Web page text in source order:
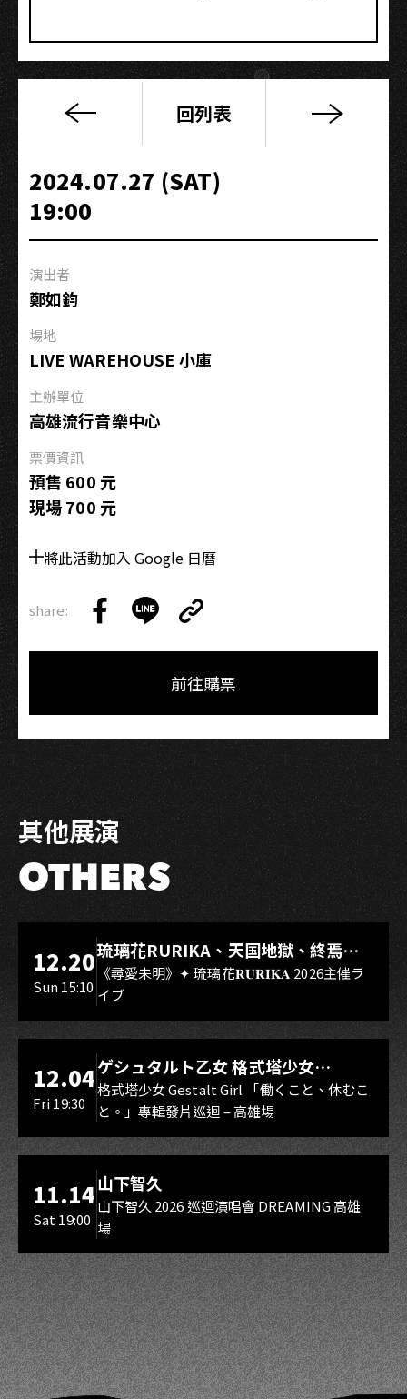
母
雙
人
組
樂
正
式
出
道
『生
命
中
重
的』
回列表
2024.07.27 (SAT)
19:00
演出者
鄭如鈞
場地
LIVE WAREHOUSE 小庫
主辦單位
高雄流行音樂中心
票價資訊
預售 600 元
現場 700 元
將此活動加入 Google 日曆
share:
on
on
Link
Copy
前往購票
其他展演
OTHERS
LIVE WAREHOUSE 小庫
12.20
Sun 15:10
琉璃花RURIKA、天国地獄、終焉
Rebirth、DUALIA、無我夢中、花奏
スマイル（O.A.）
《尋愛未明》✦ 琉璃花𝐑𝐔𝐑𝐈𝐊𝐀 2026主催ラ
イブ
LIVE WAREHOUSE 小庫
12.04
Fri 19:30
ゲシュタルト乙女 格式塔少女
Gestalt Girl
格式塔少女 Gestalt Girl 「働くこと、休むこ
と。」專輯發片巡迴 – 高雄場
11.14
Sat 19:00
山下智久
山下智久 2026 巡迴演唱會 DREAMING 高雄
場